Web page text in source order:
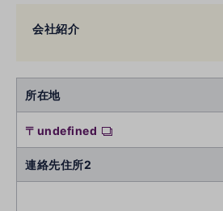
会社紹介
所在地
〒undefined
連絡先住所2